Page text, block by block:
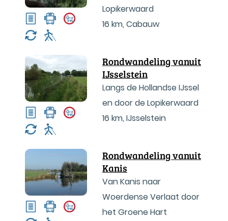
Lopikerwaard
16 km, Cabauw
Rondwandeling vanuit
IJsselstein
Langs de Hollandse IJssel
en door de Lopikerwaard
16 km, IJsselstein
Rondwandeling vanuit
Kanis
Van Kanis naar
Woerdense Verlaat door
het Groene Hart